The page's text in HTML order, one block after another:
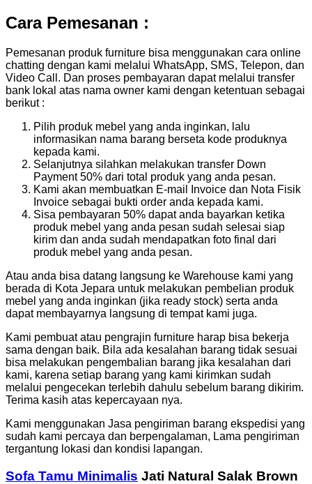
Cara Pemesanan :
Pemesanan produk furniture bisa menggunakan cara online
chatting dengan kami melalui WhatsApp, SMS, Telepon, dan
Video Call. Dan proses pembayaran dapat melalui transfer
bank lokal atas nama owner kami dengan ketentuan sebagai
berikut :
Pilih produk mebel yang anda inginkan, lalu
informasikan nama barang berseta kode produknya
kepada kami.
Selanjutnya silahkan melakukan transfer Down
Payment 50% dari total produk yang anda pesan.
Kami akan membuatkan E-mail Invoice dan Nota Fisik
Invoice sebagai bukti order anda kepada kami.
Sisa pembayaran 50% dapat anda bayarkan ketika
produk mebel yang anda pesan sudah selesai siap
kirim dan anda sudah mendapatkan foto final dari
produk mebel yang anda pesan.
Atau anda bisa datang langsung ke Warehouse kami yang
berada di Kota Jepara untuk melakukan pembelian produk
mebel yang anda inginkan (jika ready stock) serta anda
dapat membayarnya langsung di tempat kami juga.
Kami pembuat atau pengrajin furniture harap bisa bekerja
sama dengan baik. Bila ada kesalahan barang tidak sesuai
bisa melakukan pengembalian barang jika kesalahan dari
kami, karena setiap barang yang kami kirimkan sudah
melalui pengecekan terlebih dahulu sebelum barang dikirim.
Terima kasih atas kepercayaan nya.
Kami menggunakan Jasa pengiriman barang ekspedisi yang
sudah kami percaya dan berpengalaman, Lama pengiriman
tergantung lokasi dan kondisi lapangan.
Sofa Tamu Minimalis Jati Natural Salak Brown